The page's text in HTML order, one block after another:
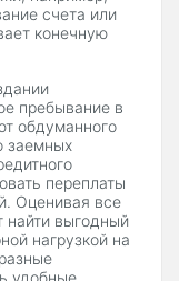
счета или
конечную
пребывание в
обдуманного
заемных
переплаты
Оценивая все
найти выгодный
нагрузкой на